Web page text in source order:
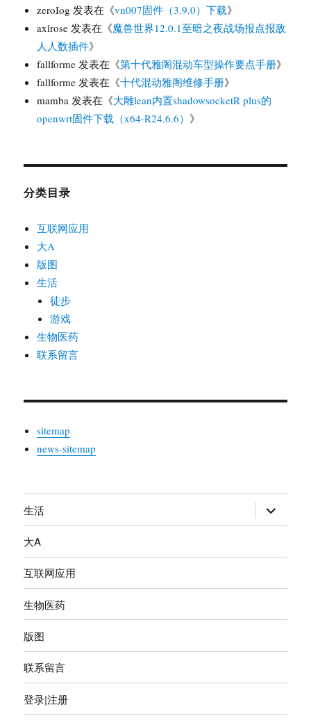
zeroIog 发表在《vn007固件（3.9.0）下载》
axlrose 发表在《魔兽世界12.0.1至暗之夜战场报点报敌
人人数插件》
fallforme 发表在《第十代雅阁混动车型操作要点手册》
fallforme 发表在《十代混动雅阁维修手册》
mamba 发表在《大雕lean内置shadowsocketR plus的
openwrt固件下载（x64-R24.6.6） 》
分类目录
互联网应用
大A
版图
生活
徒步
游戏
生物医药
联系留言
sitemap
news-sitemap
生活
开
大A
互联网应用
生物医药
版图
联系留言
登录|注册